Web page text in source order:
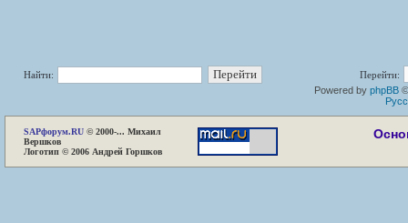
Найти:
Перейти:
Powered by phpBB
SAPфорум.RU © 2000-... Михаил
Вершков
Логотип © 2006 Андрей Горшков